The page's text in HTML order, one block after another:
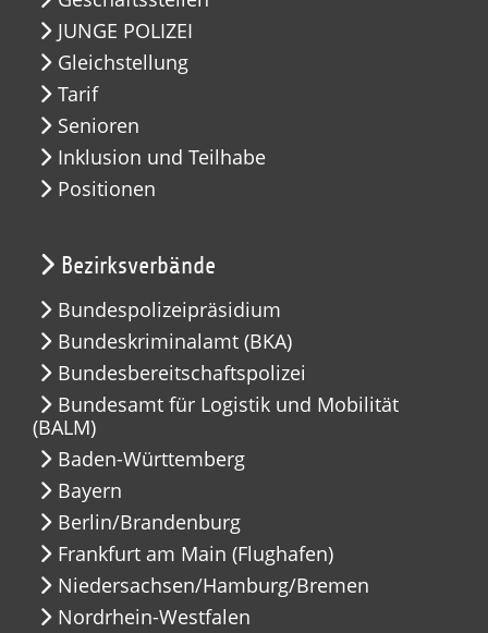
JUNGE POLIZEI
Gleichstellung
Tarif
Senioren
Inklusion und Teilhabe
Positionen
Bezirksverbände
Bundespolizeipräsidium
Bundeskriminalamt (BKA)
Bundesbereitschaftspolizei
Bundesamt für Logistik und Mobilität
(BALM)
Baden-Württemberg
Bayern
Berlin/Brandenburg
Frankfurt am Main (Flughafen)
Niedersachsen/Hamburg/Bremen
Nordrhein-Westfalen